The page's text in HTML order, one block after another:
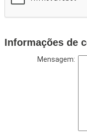
Informações de
Mensagem: